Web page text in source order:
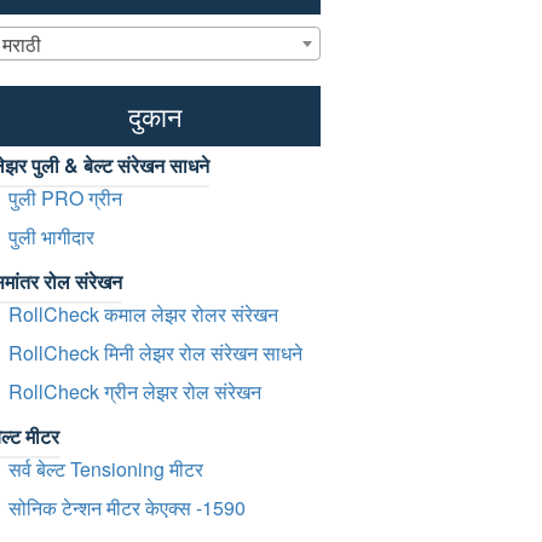
मराठी
दुकान
पुली & बेल्ट संरेखन साधने
पुली PRO ग्रीन
पुली भागीदार
रोल संरेखन
RollCheck कमाल लेझर रोलर संरेखन
RollCheck मिनी लेझर रोल संरेखन साधने
RollCheck ग्रीन लेझर रोल संरेखन
मीटर
सर्व बेल्ट Tensioning मीटर
सोनिक टेन्शन मीटर केएक्स -1590